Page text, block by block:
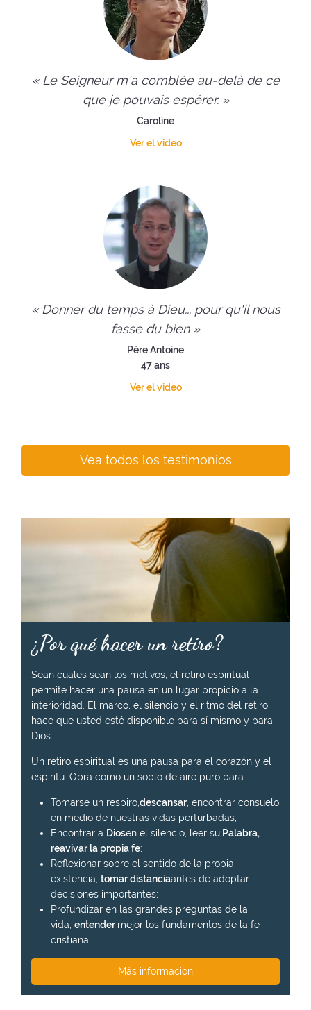
« Le Seigneur m'a comblée au-delà de ce
que je pouvais espérer. »
Caroline
Ver el video
« Donner du temps à Dieu... pour qu'il nous
fasse du bien »
Père Antoine
47 ans
Ver el video
Vea todos los testimonios
¿Por qué hacer un retiro?
Sean cuales sean los motivos, el retiro espiritual
permite hacer una pausa en un lugar propicio a la
interioridad. El marco, el silencio y el ritmo del retiro
hace que usted esté disponible para sí mismo y para
Dios.
Un retiro espiritual es una pausa para el corazón y el
espíritu. Obra como un soplo de aire puro para:
Tomarse un respiro,descansar , encontrar consuelo
en medio de nuestras vidas perturbadas;
Encontrar a Diosen el silencio, leer su Palabra,
reavivar la propia fe;
Reflexionar sobre el sentido de la propia
existencia, tomar distanciaantes de adoptar
decisiones importantes;
Profundizar en las grandes preguntas de la
vida, entender mejor los fundamentos de la fe
cristiana.
Más información